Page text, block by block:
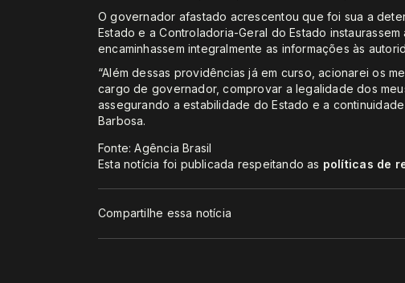
O governador afastado acrescentou que foi sua a
Estado e a Controladoria-Geral do Estado
encaminhassem integralmente as informações às
“Além dessas providências já em curso, acionarei os
cargo de governador, comprovar a legalidade dos
assegurando a estabilidade do Estado e a
Barbosa.
Fonte: Agência Brasil
Esta notícia foi publicada respeitando as políticas de
Compartilhe essa notícia